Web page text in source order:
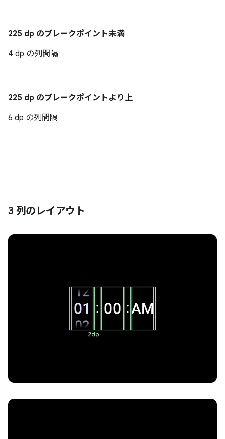
225 dp のブレークポイント未満
4 dp の列間隔
225 dp のブレークポイントより上
6 dp の列間隔
3 列のレイアウト